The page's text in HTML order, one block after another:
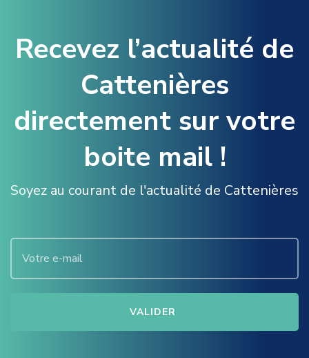
Recevez l’actualité de
Cattenières
directement sur votre
boite mail !
Soyez au courant de l'actualité de Cattenières